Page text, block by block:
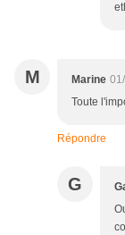
M Marine
Toute
Répondre
G